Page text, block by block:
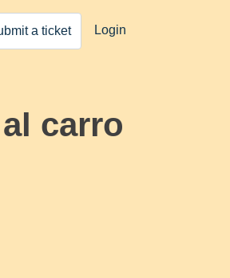
a ticket Login
carro